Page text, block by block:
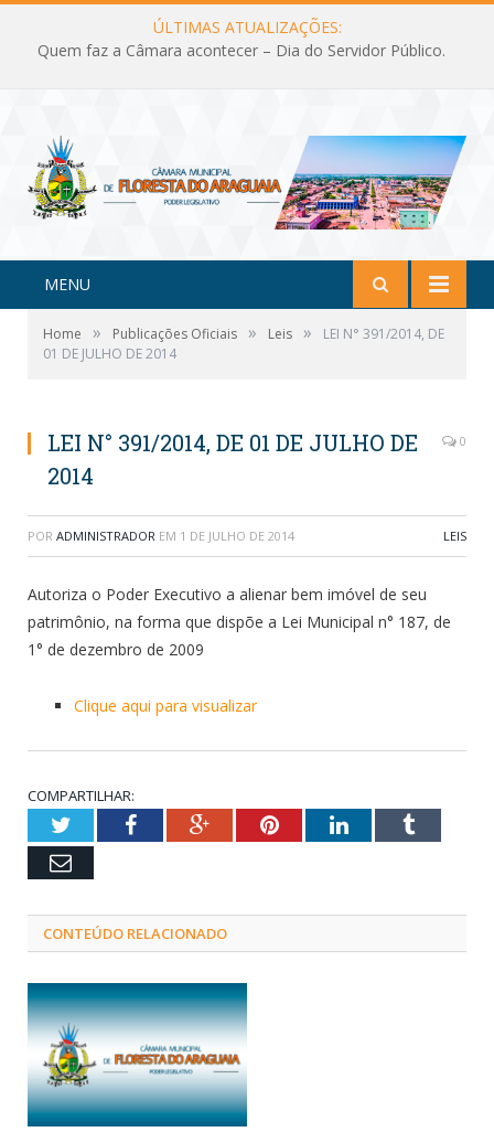
ÚLTIMAS ATUALIZAÇÕES:
Quem faz a Câmara acontecer – Dia do Servidor Público.
MENU
Home » Publicações Oficiais » Leis »
LEI N° 391/2014, DE
01 DE JULHO DE 2014
LEI N° 391/2014, DE 01 DE JULHO DE
2014
0
POR ADMINISTRADOR EM 1 DE JULHO DE 2014 LEIS
Autoriza o Poder Executivo a alienar bem imóvel de seu
patrimônio, na forma que dispõe a Lei Municipal n° 187, de
1° de dezembro de 2009
Clique aqui para visualizar
COMPARTILHAR:
TwitterFacebookGoogle+PinterestLinkedInTumblr
Email
CONTEÚDO RELACIONADO